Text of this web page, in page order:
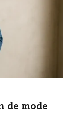
de mode